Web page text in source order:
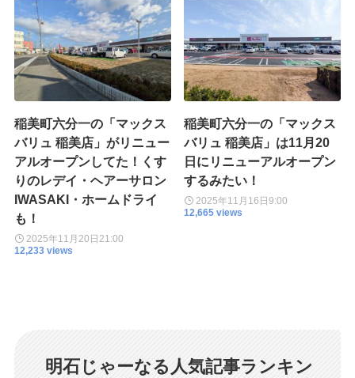
稲美町六分一の「マックス
バリュ 稲美店」がリニュー
アルオープンしてた！くす
りのレデイ・ヘアーサロン
IWASAKI・ホームドライ
も！
2025年11月20日 21:00
12,233 views
稲美町六分一の「マックス
バリュ 稲美店」は11月20
日にリニューアルオープン
するみたい！
2025年11月16日9:00
12,665 views
明石じゃーなる人気記事ランキン